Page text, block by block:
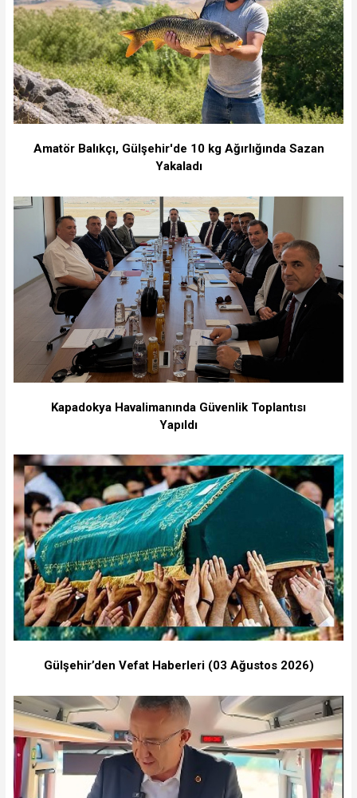
Amatör Balıkçı, Gülşehir'de 10 kg Ağırlığında Sazan
Yakaladı
Kapadokya Havalimanında Güvenlik Toplantısı
Yapıldı
Gülşehir’den Vefat Haberleri (03 Ağustos 2026)